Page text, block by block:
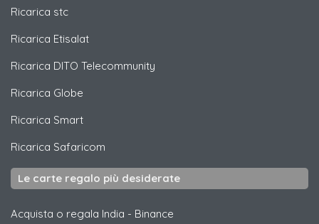
Ricarica stc
Ricarica Etisalat
Ricarica DITO Telecommunity
Ricarica Globe
Ricarica Smart
Ricarica Safaricom
Le carte regalo più desiderate
Acquista o regala India - Binance